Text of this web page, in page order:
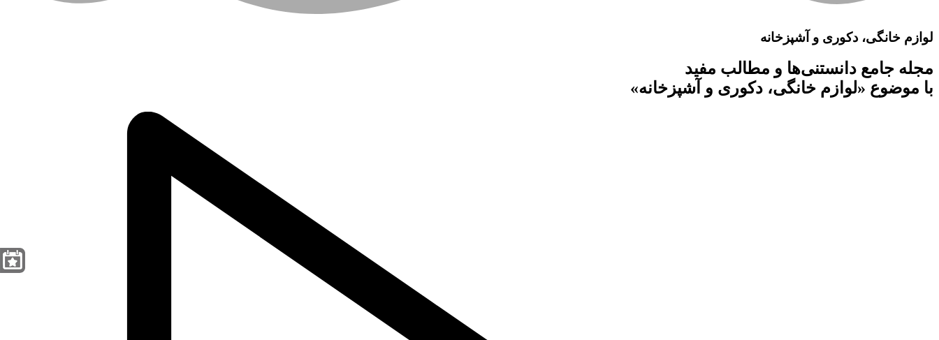
لوازم خانگی، دکوری و آشپزخانه
مجله جامع دانستنی‌ها و مطالب مفید
با موضوع «لوازم خانگی، دکوری و آشپزخانه»